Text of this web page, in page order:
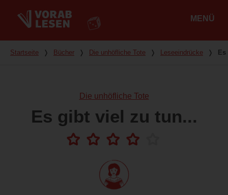
MENÜ
Du bist hier
Startseite ❭ Bücher ❭ Die unhöfliche Tote ❭ Leseeindrücke ❭
Die unhöfliche Tote
Es gibt viel zu tun...